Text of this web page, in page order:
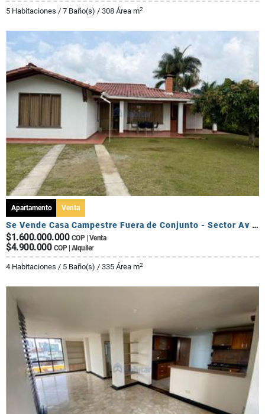
5 Habitaciones / 7 Baño(s) / 308 Área m2
Apartamento Venta
Se Vende Casa Campestre Fuera de Conjunto - Sector Av Centenario
$1.600.000.000 COP | Venta
$4.900.000 COP | Alquiler
4 Habitaciones / 5 Baño(s) / 335 Área m2